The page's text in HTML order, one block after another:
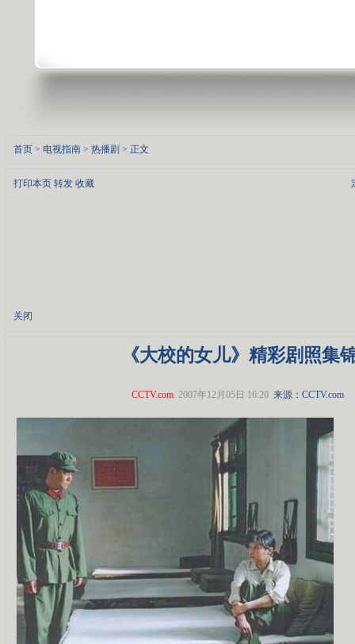
首页 > 电视指南 > 热播剧 > 正文
打印本页 转发 收藏
关闭
《大校的女儿》精彩剧照集
CCTV.com 2007年12月05日 16:20来源： CCTV.com